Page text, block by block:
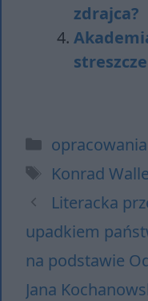
zdrajca?
Kategorie
opracowania
Tagi
Konrad
Literacka
upadkiem
na podstawie
Jana